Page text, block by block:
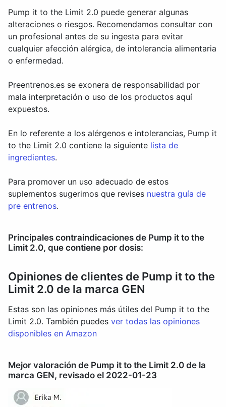
Pump it to the Limit 2.0 puede generar algunas
alteraciones o riesgos. Recomendamos consultar con
un profesional antes de su ingesta para evitar
cualquier afección alérgica, de intolerancia alimentaria
o enfermedad.
Preentrenos.es se exonera de responsabilidad por
mala interpretación o uso de los productos aquí
expuestos.
En lo referente a los alérgenos e intolerancias, Pump it
to the Limit 2.0 contiene la siguiente lista de
ingredientes.
Para promover un uso adecuado de estos
suplementos sugerimos que revises nuestra guía de
pre entrenos.
Principales contraindicaciones de Pump it to the
Limit 2.0, que contiene por dosis:
Opiniones de clientes de Pump it to the
Limit 2.0 de la marca GEN
Estas son las opiniones más útiles del Pump it to the
Limit 2.0. También puedes ver todas las opiniones
disponibles en Amazon
Mejor valoración de Pump it to the Limit 2.0 de la
marca GEN, revisado el 2022-01-23